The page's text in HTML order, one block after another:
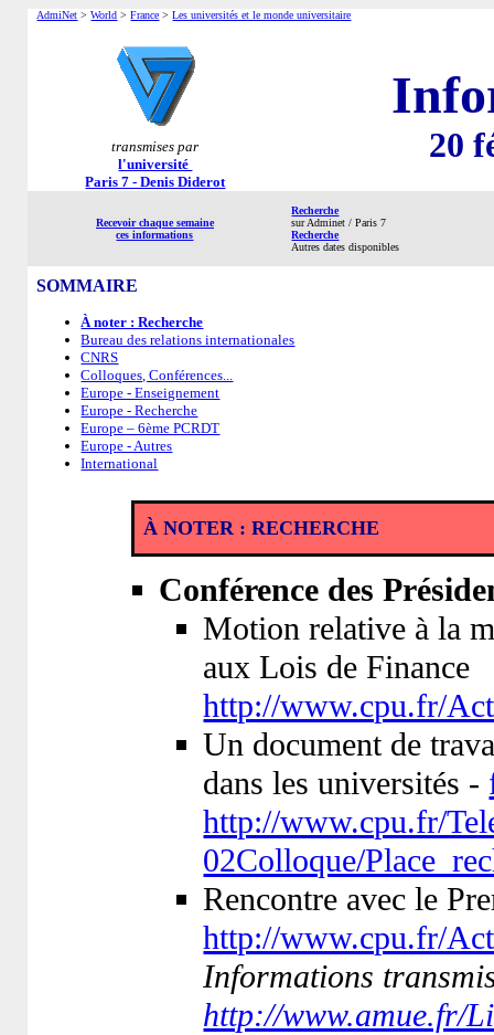
AdmiNet >World >France >Les universités et le monde universitaire
transmises par
l'université
Paris 7 - Denis Diderot
20
Recevoir chaque semaine
ces informations
Recherche
sur Adminet / Paris 7
Recherche
Autres dates disponibles
SOMMAIRE
À noter : Recherche
Bureau des relations internationales
CNRS
Colloques, Conférences...
Europe - Enseignement
Europe - Recherche
Europe – 6ème PCRDT
Europe - Autres
International
À NOTER : RECHERCHE
Conférence des
Motion relative à la
aux Lois de Finance
http://www.cpu.fr/
Un document de
dans les universités -
http://www.cpu.fr/
02Colloque/
Rencontre avec le
http://www.cpu.fr/
Informations
http://www.amue.fr/